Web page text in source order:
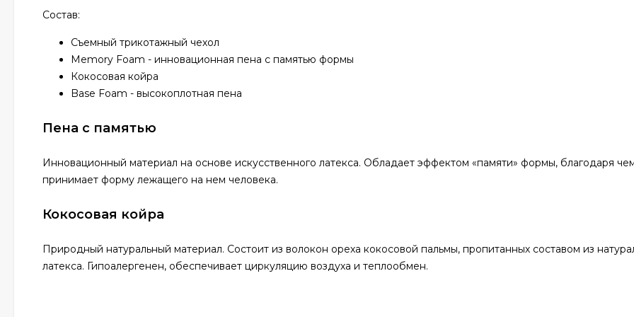
Состав:
Съемный трикотажный чехол
Memory Foam - инновационная пена с памятью формы
Кокосовая койра
Base Foam - высокоплотная пена
Пена с памятью
Инновационный материал на основе искусственного латекса. Обладает эффектом «памяти» формы, благодаря
принимает форму лежащего на нем человека.
Кокосовая койра
Природный натуральный материал. Состоит из волокон ореха кокосовой пальмы, пропитанных составом из
латекса. Гипоалергенен, обеспечивает циркуляцию воздуха и теплообмен.